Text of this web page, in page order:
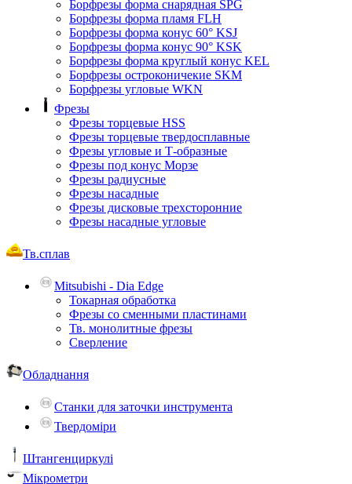
Борфрезы форма снарядная SPG
Борфрезы форма пламя FLH
Борфрезы форма конус 60° KSJ
Борфрезы форма конус 90° KSK
Борфрезы форма круглый конус KEL
Борфрезы остроконичекие SKM
Борфрезы угловые WKN
Фрезы
Фрезы торцевые HSS
Фрезы торцевые твердосплавные
Фрезы угловые и Т-образные
Фрезы под конус Морзе
Фрезы радиусные
Фрезы насадные
Фрезы дисковые трехсторонние
Фрезы насадные угловые
Тв.сплав
Mitsubishi - Dia Edge
Токарная обработка
Фрезы со сменными пластинами
Тв. монолитные фрезы
Сверление
Обладнання
Станки для заточки инструмента
Твердоміри
Штангенциркулі
Мікрометри